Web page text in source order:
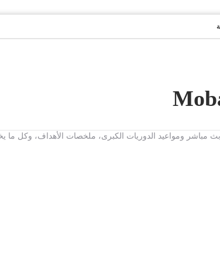
بث مباشر ومواعيد الدوريات الكبرى، ملخصات الأهداف،